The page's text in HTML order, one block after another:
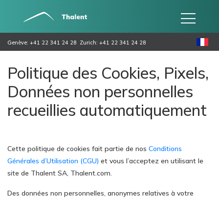
Genève: +41 22 341 24 28 Zurich: +41 22 341 24 28
Politique des Cookies, Pixels,
Données non personnelles
recueillies automatiquement
Cette politique de cookies fait partie de nos Conditions
Générales d’Utilisation (CGU) et vous l’acceptez en utilisant le
site de Thalent SA, Thalent.com.
Des données non personnelles, anonymes relatives à votre